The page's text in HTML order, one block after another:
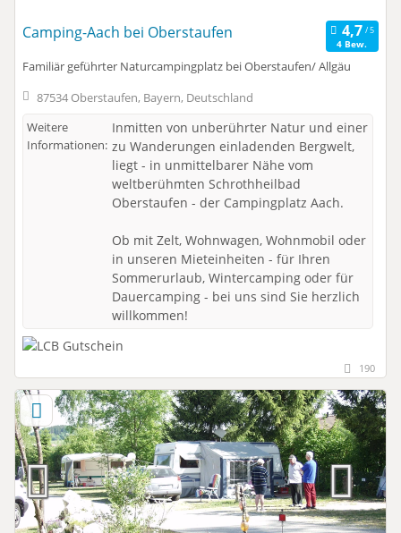
Camping-Aach bei Oberstaufen
4 Bew.
Familiär geführter Naturcampingplatz bei Oberstaufen/ Allgäu
87534 Oberstaufen, Bayern, Deutschland
Weitere
Informationen:
Inmitten von unberührter Natur und einer
zu Wanderungen einladenden Bergwelt,
liegt - in unmittelbarer Nähe vom
weltberühmten Schrothheilbad
Oberstaufen - der Campingplatz Aach.
Ob mit Zelt, Wohnwagen, Wohnmobil oder
in unseren Mieteinheiten - für Ihren
Sommerurlaub, Wintercamping oder für
Dauercamping - bei uns sind Sie herzlich
willkommen!
190